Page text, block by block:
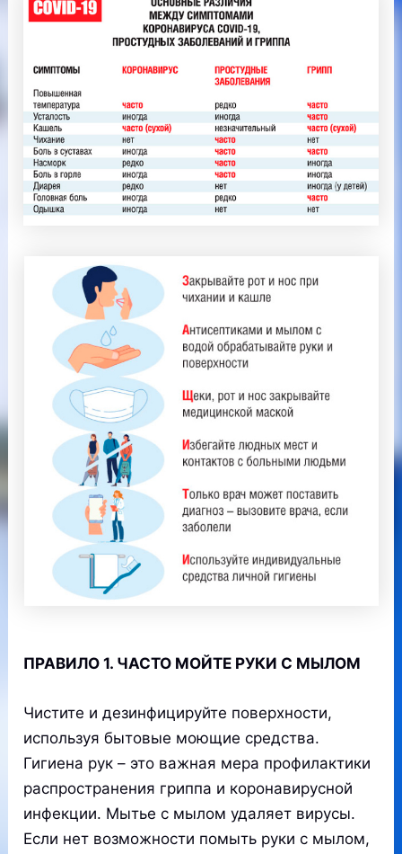
ПРАВИЛО 1. ЧАСТО МОЙТЕ РУКИ С МЫЛОМ
Чистите и дезинфицируйте поверхности,
используя бытовые моющие средства.
Гигиена рук – это важная мера профилактики
распространения гриппа и коронавирусной
инфекции. Мытье с мылом удаляет вирусы.
Если нет возможности помыть руки с мылом,